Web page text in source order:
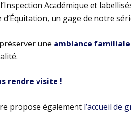
Académique et
d’Équitation, un gage de notre
une ambiance
rendre visite !
propose également l’accueil de